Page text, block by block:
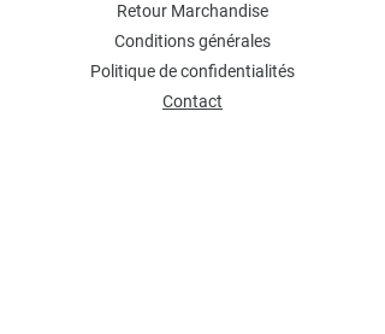
Retour Marchandise
Conditions générales
Politique de confidentialités
Contact